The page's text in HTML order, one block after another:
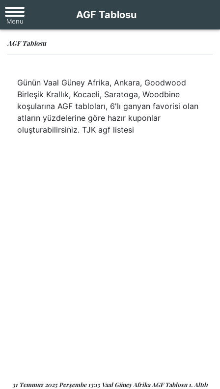
AGF Tablosu
AGF Tablosu
Günün Vaal Güney Afrika, Ankara, Goodwood
Birleşik Krallık, Kocaeli, Saratoga, Woodbine
koşularına AGF tabloları, 6'lı ganyan favorisi olan
atların yüzdelerine göre hazır kuponlar
oluşturabilirsiniz. TJK agf listesi
31 Temmuz 2025 Perşembe 13:15 Vaal Güney Afrika AGF Tablosu 1. Altılı